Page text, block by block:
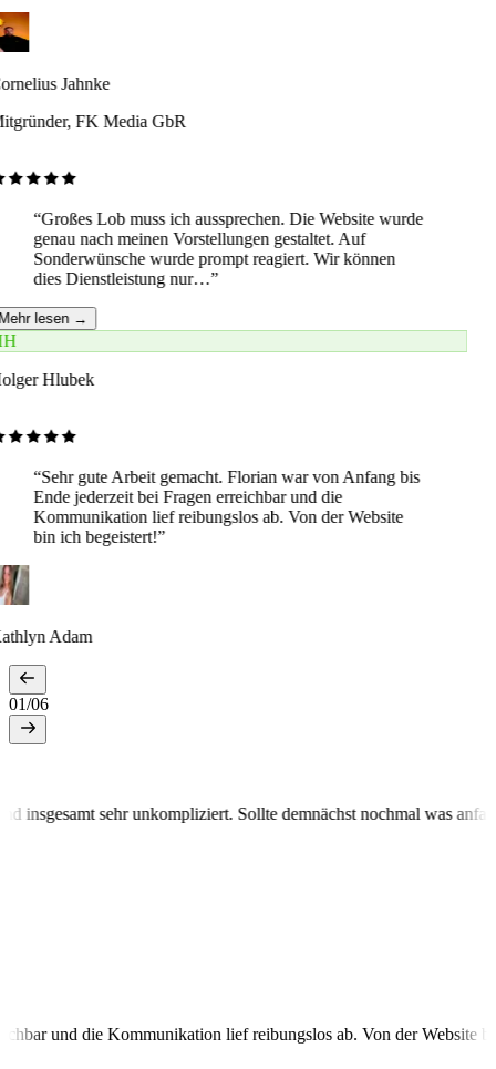
Jahnke
FK Media GbR
“Großes Lob muss ich aussprechen. Die Website wurde
genau nach meinen Vorstellungen gestaltet. Auf
Sonderwünsche wurde prompt reagiert. Wir können
dies Dienstleistung nur…”
lesen →
Hlubek
“Sehr gute Arbeit gemacht. Florian war von Anfang bis
Ende jederzeit bei Fragen erreichbar und die
Kommunikation lief reibungslos ab. Von der Website
bin ich begeistert!”
Adam
01/06
sehr unkompliziert. Sollte demnächst nochmal was anfallen,
erreichbar und die Kommunikation lief reibungslos ab. Von